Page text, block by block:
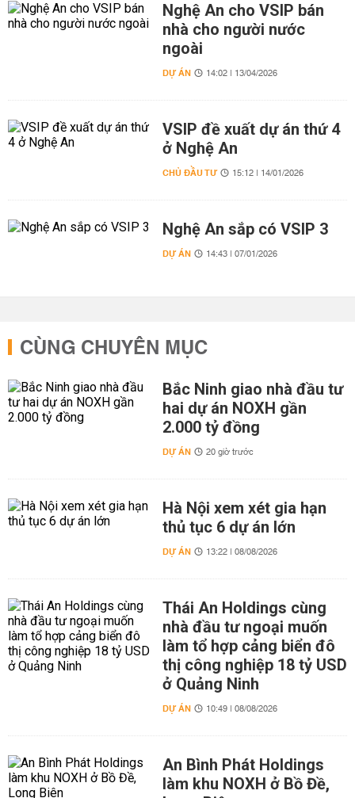
Nghệ An cho VSIP bán
nhà cho người nước
ngoài
DỰ ÁN 14:02 | 13/04/2026
VSIP đề xuất dự án thứ 4
ở Nghệ An
CHỦ ĐẦU TƯ 15:12 | 14/01/2026
Nghệ An sắp có VSIP 3
DỰ ÁN 14:43 | 07/01/2026
CÙNG CHUYÊN MỤC
Bắc Ninh giao nhà đầu tư
hai dự án NOXH gần
2.000 tỷ đồng
DỰ ÁN 20 giờ trước
Hà Nội xem xét gia hạn
thủ tục 6 dự án lớn
DỰ ÁN 13:22 | 08/08/2026
Thái An Holdings cùng
nhà đầu tư ngoại muốn
làm tổ hợp cảng biển đô
thị công nghiệp 18 tỷ USD
ở Quảng Ninh
DỰ ÁN 10:49 | 08/08/2026
An Bình Phát Holdings
làm khu NOXH ở Bồ Đề,